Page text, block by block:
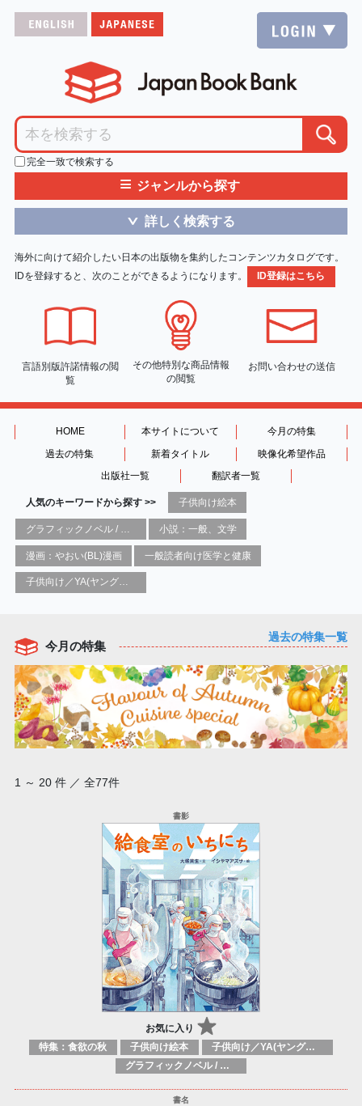
完全一致で検索する
≡ ジャンルから探す
＞ 詳しく検索する
海外に向けて紹介したい日本の出版物を集約したコンテンツカタログです。
IDを登録すると、次のことができるようになります。
ID登録はこちら
言語別版許諾情報の閲
覧
その他特別な商品情報
の閲覧
お問い合わせの送信
HOME 本サイトについて
今月の特集
過去の特集
新着タイトル
映像化希望作品
出版社一覧
翻訳者一覧
人気のキーワードから探す >> 子供向け絵本
小説：一般、文学
漫画：やおい(BL)漫画 一般読者向け医学と健康
子供向け／YA(ヤングアダルト)向け一般：芸術&芸術家
過去の特集一覧
今月の特集
1 ～ 20 件 ／ 全77件
お気に入り
特集：食欲の秋 子供向け絵本
子供向け／YA(ヤングアダルト)向け一般：芸術&芸術家
グラフィックノベル / コミックブック / 漫画：スタイル / 伝統